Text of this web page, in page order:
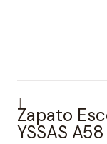
Zapato
YSSAS A58